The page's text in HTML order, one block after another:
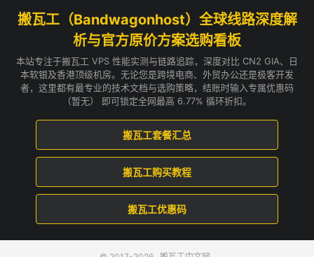
搬瓦工（Bandwagonhost）全球线路深度解
析与官方原价方案选购看板
本站专注于搬瓦工 VPS 性能实测与链路追踪，深度对比 CN2 GIA、日
本软银及香港顶级机房。无论您是跨境电商、外贸办公还是极客开发
者，这里都有最专业的技术文档与选购策略，结账时输入专属优惠码
（暂无） 即可锁定全网最高 6.77% 循环折扣。
搬瓦工套餐汇总
搬瓦工购买教程
搬瓦工优惠码